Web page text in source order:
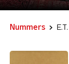
Nummers E.T.